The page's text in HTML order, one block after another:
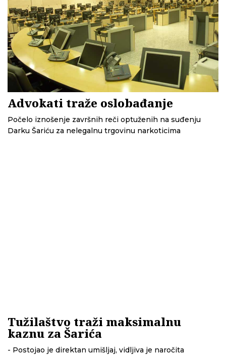
Advokati traže oslobađanje
Počelo iznošenje završnih reči optuženih na suđenju
Darku Šariću za nelegalnu trgovinu narkoticima
Tužilaštvo traži maksimalnu
kaznu za Šarića
- Postojao je direktan umišljaj, vidljiva je naročita